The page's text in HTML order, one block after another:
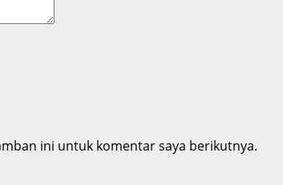
ini untuk komentar saya berikutnya.